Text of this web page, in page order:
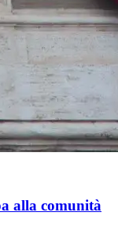
alla comunità